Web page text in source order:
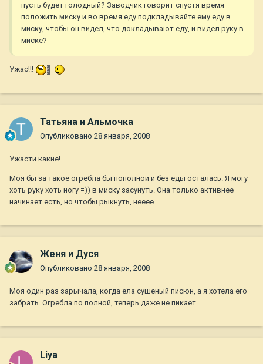
пусть будет голодный? Заводчик говорит спустя время
положить миску и во время еду подкладывайте ему еду в
миску, чтобы он видел, что докладывают еду, и видел руку в
миске?
Ужас!!!
Татьяна и Альмочка
Опубликовано 28 января, 2008
Ужасти какие!
Моя бы за такое огребла бы пополной и без еды осталась. Я могу
хоть руку хоть ногу =)) в миску засунуть. Она только активнее
начинает есть, но чтобы рыкнуть, нееее
Женя и Дуся
Опубликовано 28 января, 2008
Моя один раз зарычала, когда ела сушеный писюн, а я хотела его
забрать. Огребла по полной, теперь даже не пикает.
Liya